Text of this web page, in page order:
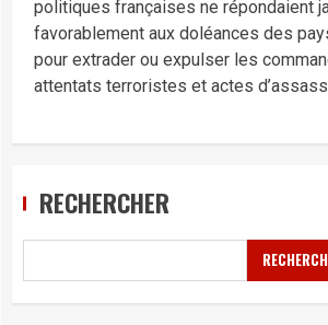
politiques françaises ne répondaient
favorablement aux doléances des
pour extrader ou expulser les
attentats terroristes et actes
RECHERCHER